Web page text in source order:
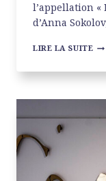
l’appellation «
d’Anna
LIRE LA SUITE